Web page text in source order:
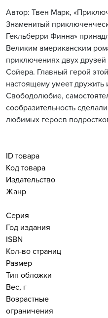
Автор: Твен Марк,
Знаменитый
Гекльберри Финна»
Великим американским
приключениях двух
Сойера. Главный герой
настоящему умеет дружить
Свободолюбие,
сообразительность
любимых героев
ID товара
Код товара
Издательство
Жанр
Серия
Год издания
ISBN
Кол-во страниц
Размер
Тип обложки
Вес, г
Возрастные
ограничения